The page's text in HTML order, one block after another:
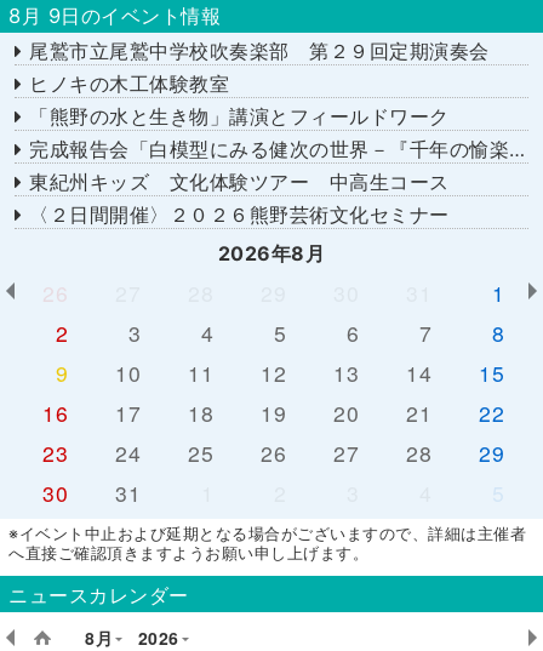
8月 9日のイベント情報
尾鷲市立尾鷲中学校吹奏楽部 第２９回定期演奏会
ヒノキの木工体験教室
「熊野の水と生き物」講演とフィールドワーク
完成報告会「白模型にみる健次の世界－『千年の愉楽』『奇蹟』より－」
東紀州キッズ 文化体験ツアー 中高生コース
〈２日間開催〉２０２６熊野芸術文化セミナー
2026年8月
26
1
2
3 4 5 6 7
8
9
10 11 12 13 14
15
16
17 18 19 20 21
22
23
24 25 26 27 28
29
30
31 5
※イベント中止および延期となる場合がございますので、詳細は主催者
へ直接ご確認頂きますようお願い申し上げます。
ニュースカレンダー
8月
2026